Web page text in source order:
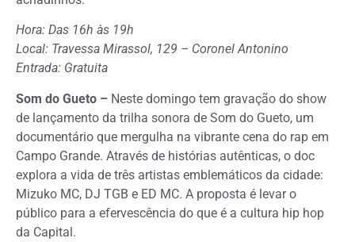
Hora: Das 16h às 19h
Local: Travessa Mirassol, 129 – Coronel Antonino
Entrada: Gratuita
Som do Gueto – Neste domingo tem gravação do show
de lançamento da trilha sonora de Som do Gueto, um
documentário que mergulha na vibrante cena do rap em
Campo Grande. Através de histórias autênticas, o doc
explora a vida de três artistas emblemáticos da cidade:
Mizuko MC, DJ TGB e ED MC. A proposta é levar o
público para a efervescência do que é a cultura hip hop
da Capital.